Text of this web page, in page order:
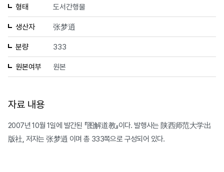
형태 도서간행물
생산자 张梦逍
분량 333
원본여부 원본
자료 내용
2007년 10월 1일에 발간된 『图解道教』이다. 발행사는 陕西师范大学出
版社, 저자는 张梦逍 이며 총 333쪽으로 구성되어 있다.